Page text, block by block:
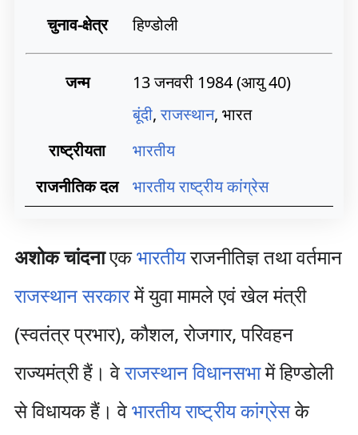
चुनाव-क्षेत्र
हिण्डोली
जन्म 13 जनवरी 1984(आयु 40)
बूंदी,राजस्थान, भारत
राष्ट्रीयता
भारतीय
राजनीतिक दल
भारतीय राष्ट्रीय कांग्रेस
अशोक चांदनाएकभारतीयराजनीतिज्ञ तथा वर्तमान
राजस्थान सरकारमें युवा मामले एवं खेल मंत्री
(स्वतंत्र प्रभार), कौशल, रोजगार, परिवहन
राज्यमंत्री हैं। वेराजस्थान विधानसभामें हिण्डोली
से विधायक हैं। वेभारतीय राष्ट्रीय कांग्रेसके